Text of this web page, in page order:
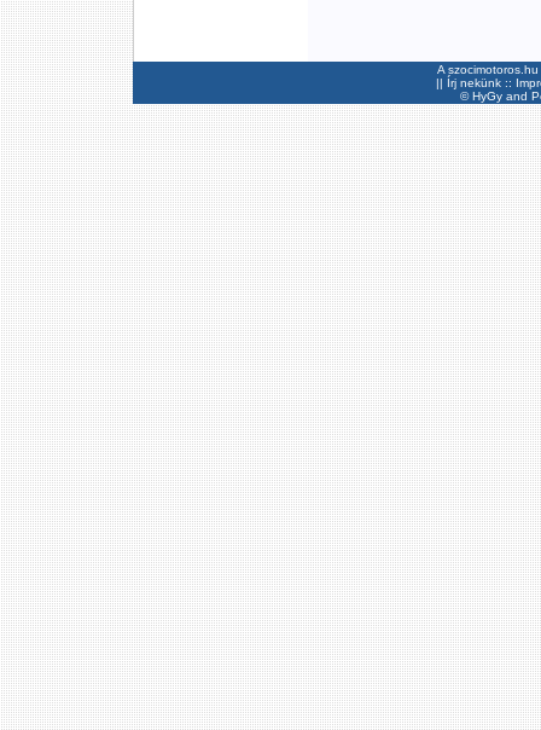
A
|| Írj nekünk ::
©HyGyand